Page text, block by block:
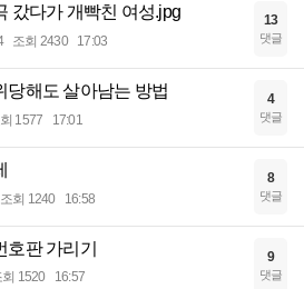
갔다가 개빡친 여성.jpg
조회 2430 17:03
13
댓글
당해도 살아남는 방법
1577 17:01
4
댓글
조회 1240 16:58
8
댓글
호판 가리기
회 1520 16:57
9
댓글